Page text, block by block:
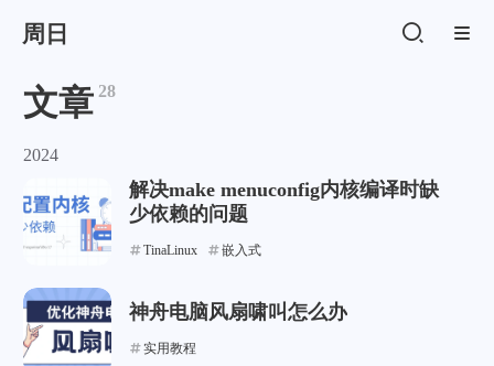
周日
文章 28
2024
解决make menuconfig内核编译时缺
少依赖的问题
TinaLinux 嵌入式
神舟电脑风扇啸叫怎么办
实用教程